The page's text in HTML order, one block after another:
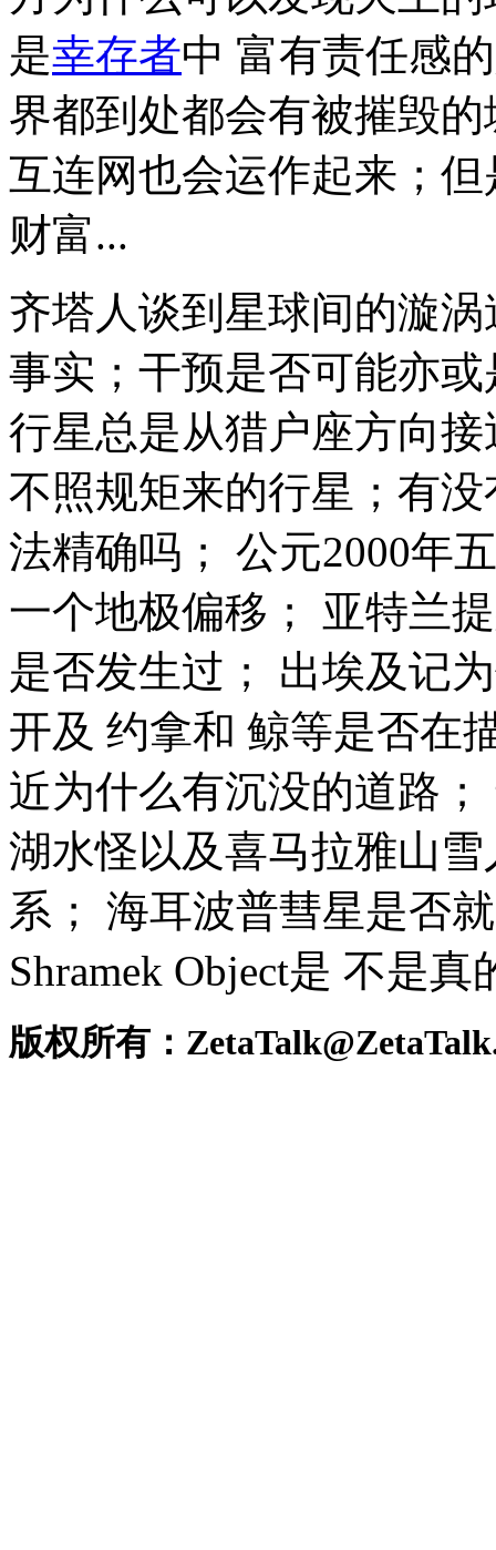
是幸存者中 富有责任感
界都到处都会有被摧毁的
互连网也会运作起来；
财富...
齐塔人谈到星球间的漩涡
事实；干预是否可能亦或
行星总是从猎户座方向
不照规矩来的行星 ；有
法精确吗； 公元2000年
一个地极偏移； 亚特兰
是否发生过； 出埃及记
开及 约拿和 鲸等是否在
近为什么有沉没的道路 ；
湖水怪以及喜马拉雅山雪
系； 海耳波普彗星是否
Shramek Object是 不是真
版权所有：